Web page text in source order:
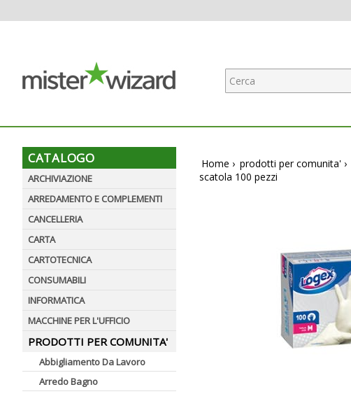
CATALOGO
ARCHIVIAZIONE
ARREDAMENTO E COMPLEMENTI
CANCELLERIA
CARTA
CARTOTECNICA
CONSUMABILI
INFORMATICA
MACCHINE PER L'UFFICIO
PRODOTTI PER COMUNITA'
Abbigliamento Da Lavoro
Arredo Bagno
Home › prodotti per comunita' ›
scatola 100 pezzi